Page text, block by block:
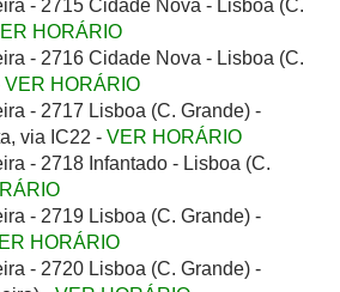
- 2715 Cidade Nova - Lisboa (C.
HORÁRIO
- 2716 Cidade Nova - Lisboa (C.
VER HORÁRIO
- 2717 Lisboa (C. Grande) -
via IC22 - VER HORÁRIO
- 2718 Infantado - Lisboa (C.
- 2719 Lisboa (C. Grande) -
HORÁRIO
- 2720 Lisboa (C. Grande) -